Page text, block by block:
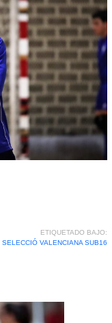
ETIQUETADO BAJO:
SELECCIÓ VALENCIANA SUB16